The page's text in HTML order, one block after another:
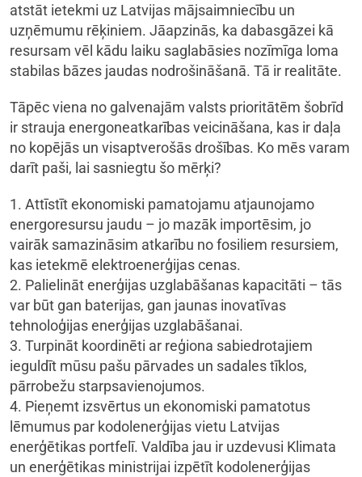
atstāt ietekmi uz Latvijas mājsaimniecību un
uzņēmumu rēķiniem. Jāapzinās, ka dabasgāzei kā
resursam vēl kādu laiku saglabāsies nozīmīga loma
stabilas bāzes jaudas nodrošināšanā. Tā ir realitāte.
Tāpēc viena no galvenajām valsts prioritātēm šobrīd
ir strauja energoneatkarības veicināšana, kas ir daļa
no kopējās un visaptverošās drošības. Ko mēs varam
darīt paši, lai sasniegtu šo mērķi?
1. Attīstīt ekonomiski pamatojamu atjaunojamo
energoresursu jaudu – jo mazāk importēsim, jo
vairāk samazināsim atkarību no fosiliem resursiem,
kas ietekmē elektroenerģijas cenas.
2. Palielināt enerģijas uzglabāšanas kapacitāti – tās
var būt gan baterijas, gan jaunas inovatīvas
tehnoloģijas enerģijas uzglabāšanai.
3. Turpināt koordinēti ar reģiona sabiedrotajiem
ieguldīt mūsu pašu pārvades un sadales tīklos,
pārrobežu starpsavienojumos.
4. Pieņemt izsvērtus un ekonomiski pamatotus
lēmumus par kodolenerģijas vietu Latvijas
enerģētikas portfelī. Valdība jau ir uzdevusi Klimata
un enerģētikas ministrijai izpētīt kodolenerģijas